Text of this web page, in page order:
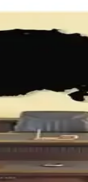
yorumlarına
Şık ve
iç mekanlara estetik
gibi yöntemler
Önemi
bir ortam oluşturulur.
ve Oturma
perdeler,